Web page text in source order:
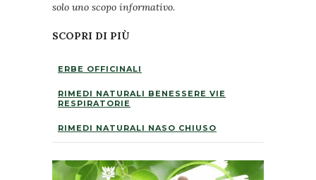
solo uno scopo informativo.
SCOPRI DI PIÙ
ERBE OFFICINALI
RIMEDI NATURALI BENESSERE VIE
RESPIRATORIE
RIMEDI NATURALI NASO CHIUSO